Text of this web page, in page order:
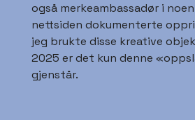
også merkeambassadør i
nettsiden dokumenterte
jeg brukte disse kreative
2025 er det kun denne
gjenstår.